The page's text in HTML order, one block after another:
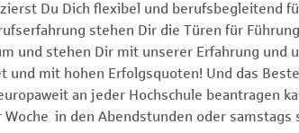
Du Dich flexibel und berufsbegleitend
stehen Dir die Türen für
und stehen Dir mit unserer Erfahrung
und mit hohen Erfolgsquoten! Und das
an jeder Hochschule beantragen
in den Abendstunden oder samstags